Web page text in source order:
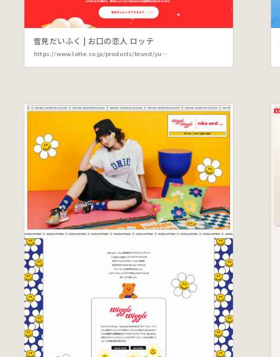
雪見だいふく | お口の恋人 ロッテ
https://www.lotte.co.jp/products/brand/yukimi/